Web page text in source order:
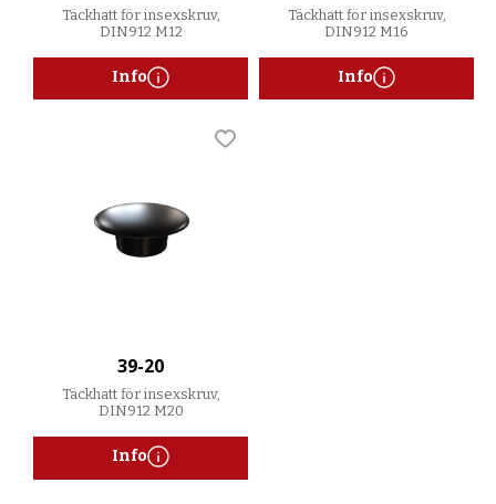
Täckhatt för insexskruv,
DIN912 M12
Info
Täckhatt för insexskruv,
DIN912 M16
Info
39-20
Täckhatt för insexskruv,
DIN912 M20
Lägg till i favoriter
Info